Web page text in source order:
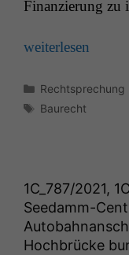
Finanzierung zu
weit­er­lesen
Kategorien
Rechtsprechung
Schlagwörter
Baurecht
1C_787/2021,
Seedamm-
Hochbrücke